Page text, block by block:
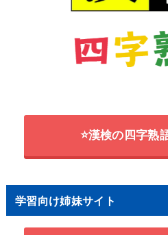
⭐漢検の四字熟
学習向け姉妹サイト